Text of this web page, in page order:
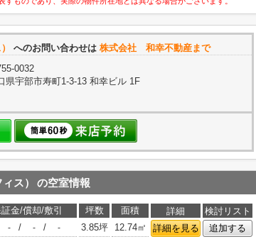
へのお問い合わせは 株式会社 和幸不動産まで
0032
県宇部市寿町1-3-13 和幸ビル 1F
ス） の空室情報
金/償却/敷引 坪数 面積 詳細
検討リスト
- / - / - 3.85坪 12.74㎡ 詳細を見る 追加する